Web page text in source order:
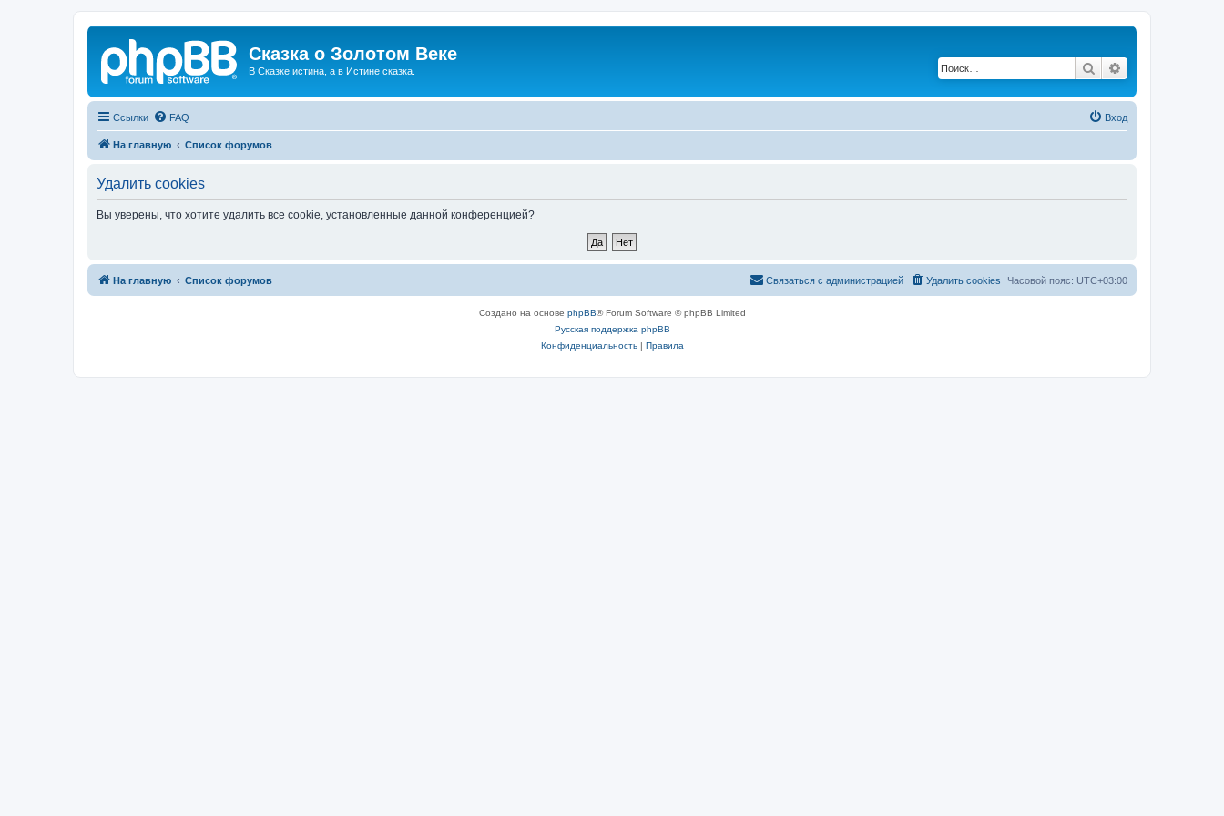
Сказка о Золотом Веке
В Сказке истина, а в Истине сказка. Поиск
Ссылки FAQ Вход
На главную Список форумов
Удалить cookies
Вы уверены, что хотите удалить все cookie, установленные данной конференцией?
На главную Список форумов Часовой пояс: UTC+03:00
Удалить cookies
Связаться с администрацией
Создано на основе phpBB® Forum Software © phpBB Limited
Русская поддержка phpBB
Конфиденциальность| Правила